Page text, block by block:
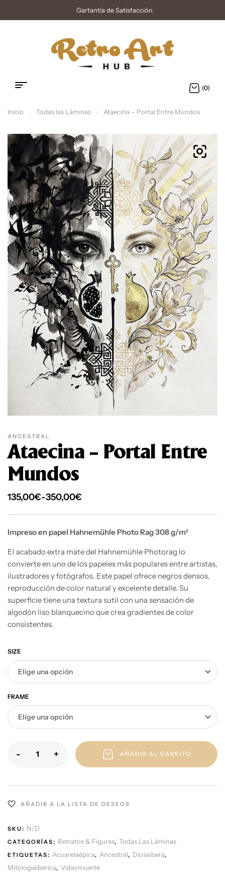
Gartantía de Satisfacción
(0)
Inicio Todas las Láminas Ataecina – Portal Entre Mundos
ANCESTRAL
Ataecina – Portal Entre
Mundos
135,00€-350,00€
Impreso en papel Hahnemühle Photo Rag 308 g/m²
El acabado extra mate del Hahnemühle Photorag lo
convierte en uno de los papeles más populares entre artistas,
ilustradores y fotógrafos. Este papel ofrece negros densos,
reproducción de color natural y excelente detalle. Su
superficie tiene una textura sutil con una sensación de
algodón liso blanquecino que crea gradientes de color
consistentes.
SIZE
FRAME
- + AÑADIR AL CARRITO
AÑADIR A LA LISTA DE DESEOS
SKU: N/D
CATEGORÍAS: Retratos & Figuras, Todas Las Láminas
ETIQUETAS: Acuarelaépica, Ancestral, Diosaibera,
Mitologiaiberica, Vidaymuerte